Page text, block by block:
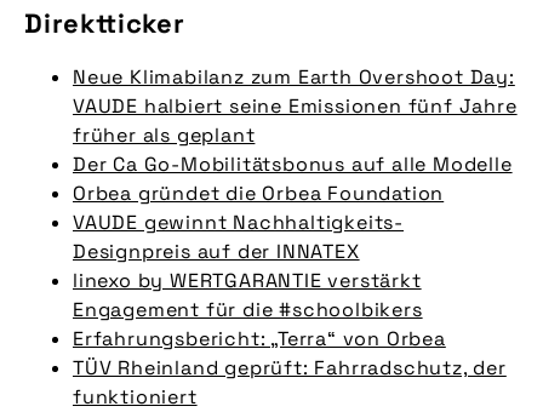
Direktticker
Neue Klimabilanz zum Earth Overshoot Day:
VAUDE halbiert seine Emissionen fünf Jahre
früher als geplant
Der Ca Go-Mobilitätsbonus auf alle Modelle
Orbea gründet die Orbea Foundation
VAUDE gewinnt Nachhaltigkeits-
Designpreis auf der INNATEX
linexo by WERTGARANTIE verstärkt
Engagement für die #schoolbikers
Erfahrungsbericht: „Terra“ von Orbea
TÜV Rheinland geprüft: Fahrradschutz, der
funktioniert